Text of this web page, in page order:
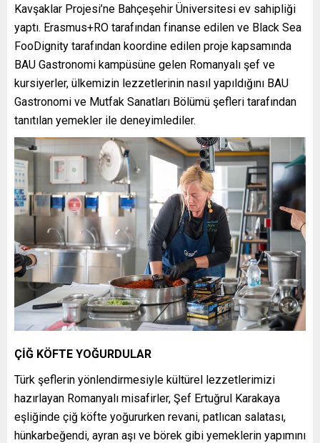
Kavşaklar Projesi’ne Bahçeşehir Üniversitesi ev sahipliği
yaptı. Erasmus+RO tarafından finanse edilen ve Black Sea
FooDignity tarafından koordine edilen proje kapsamında
BAU Gastronomi kampüsüne gelen Romanyalı şef ve
kursiyerler, ülkemizin lezzetlerinin nasıl yapıldığını BAU
Gastronomi ve Mutfak Sanatları Bölümü şefleri tarafından
tanıtılan yemekler ile deneyimlediler.
ÇİĞ KÖFTE YOĞURDULAR
Türk şeflerin yönlendirmesiyle kültürel lezzetlerimizi
hazırlayan Romanyalı misafirler, Şef Ertuğrul Karakaya
eşliğinde çiğ köfte yoğururken revani, patlıcan salatası,
hünkarbeğendi, ayran aşı ve börek gibi yemeklerin yapımını